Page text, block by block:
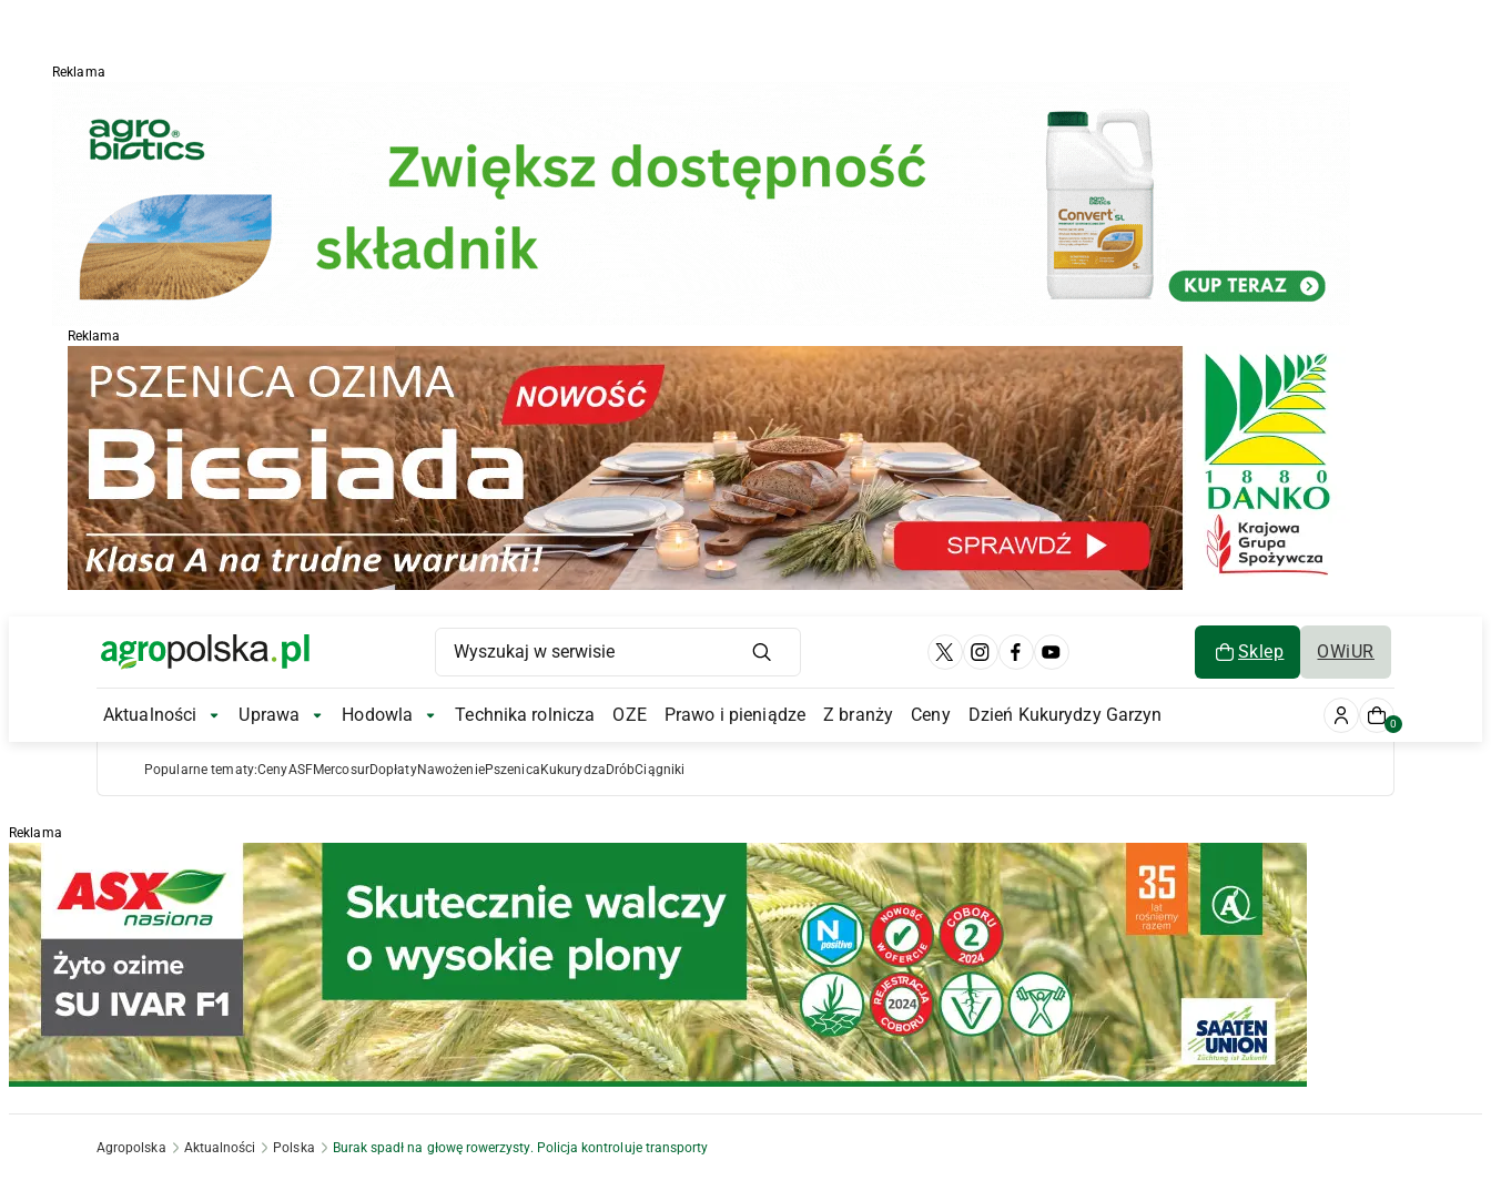
Reklama
Reklama
Main Logo Sklep OWiUR
Main Navigation
Aktualności Aktualności Submenu
Uprawa Uprawa Submenu
Hodowla Hodowla Submenu
Technika rolnicza OZE Prawo i pieniądze Z branży Ceny Dzień Kukurydzy Garzyn 0
Popularne tematy:CenyASFMercosurDopłatyNawożeniePszenica Kukurydza DróbCiągniki
Reklama
Agropolska Aktualności Polska Burak spadł na głowę rowerzysty. Policja kontroluje transporty